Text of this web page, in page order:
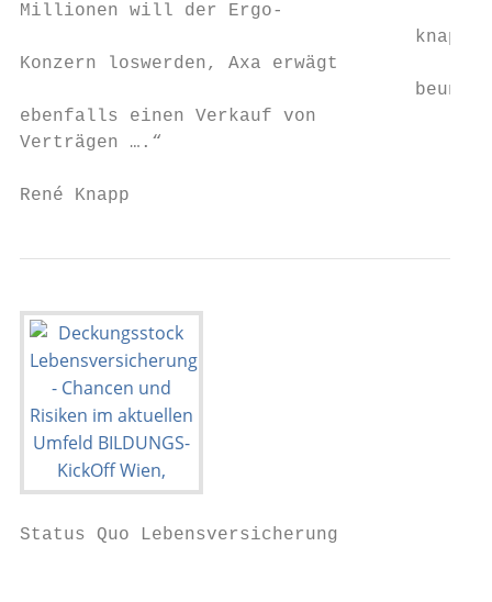
Millionen will der Ergo-
knapp
Konzern loswerden, Axa erwägt
ebenfalls einen Verkauf von
Verträgen ….“
René Knapp
Status Quo Lebensversicherung